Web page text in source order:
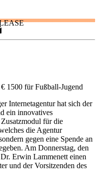
1500 für Fußball-Jugend
Internetagentur hat sich der
ein innovatives
für die
die Agentur
gegen eine Spende an
Am Donnerstag, den
Erwin Lammenett einen
und der Vorsitzenden des